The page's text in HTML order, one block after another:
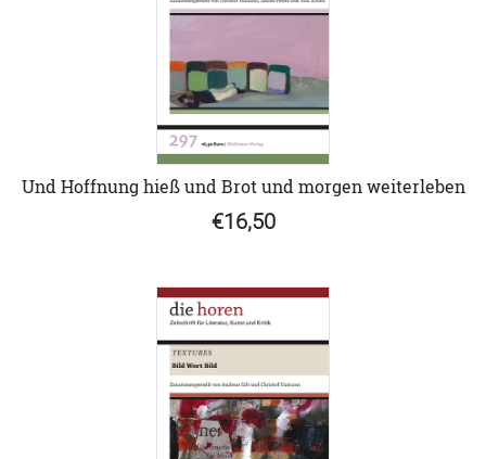
Und Hoffnung hieß und Brot und morgen weiterleben
€16,50